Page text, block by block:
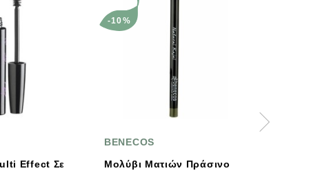
Πράσινο
BENECOS
Eyebrow Gel Ash Brown